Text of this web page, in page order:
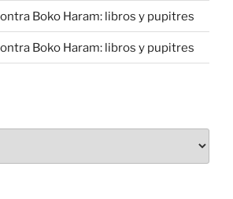
Boko Haram: libros y pupitres
Boko Haram: libros y pupitres